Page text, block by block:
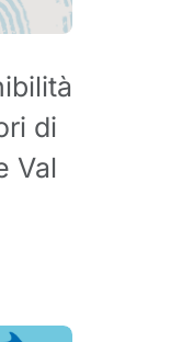
di
Val